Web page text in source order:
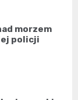
morzem
policji